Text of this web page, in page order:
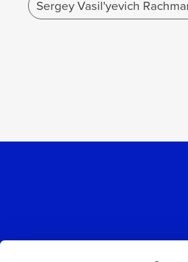
Sergey Vasil'yevich